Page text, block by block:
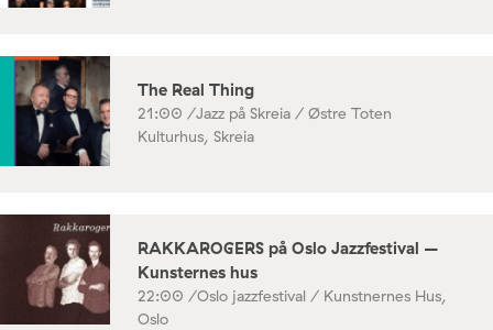
The Real Thing
21:00 /Jazz på Skreia / Østre Toten
Kulturhus, Skreia
RAKKAROGERS på Oslo Jazzfestival –
Kunsternes hus
22:00 /Oslo jazzfestival / Kunstnernes Hus,
Oslo